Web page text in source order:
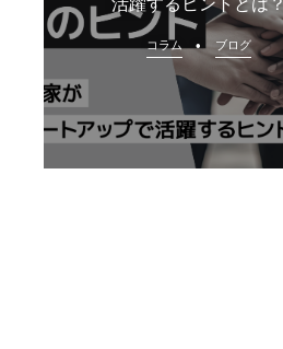
コラム ブログ